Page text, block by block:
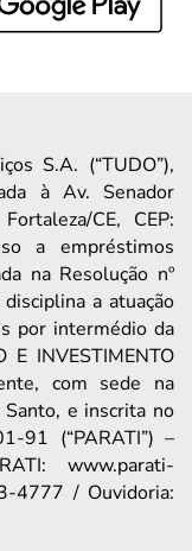
S.A. (“TUDO”),
à Av. Senador
CE, CEP:
a empréstimos
na Resolução nº
a atuação
por intermédio da
E INVESTIMENTO
com sede na
e inscrita no
91 (“PARATI”) –
www.parati-
4777 / Ouvidoria: